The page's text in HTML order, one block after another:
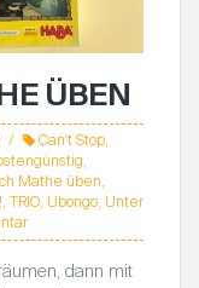
ÜBEN
Can't Stop,
,
Mathe üben,
, TRIO, Ubongo, Unter
dann mit